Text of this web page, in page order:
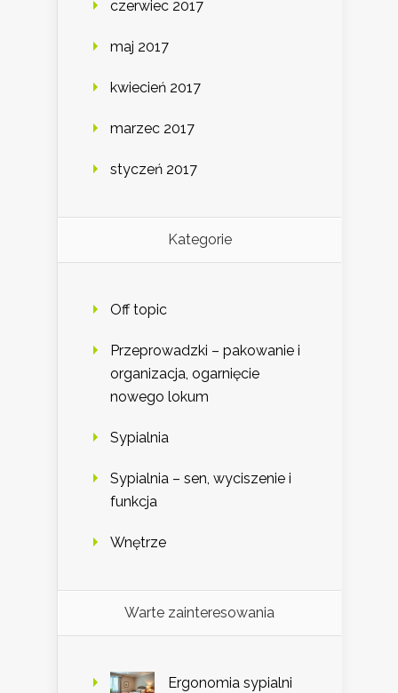
czerwiec 2017
maj 2017
kwiecień 2017
marzec 2017
styczeń 2017
Kategorie
Off topic
Przeprowadzki – pakowanie i
organizacja, ogarnięcie
nowego lokum
Sypialnia
Sypialnia – sen, wyciszenie i
funkcja
Wnętrze
Warte zainteresowania
Ergonomia sypialni